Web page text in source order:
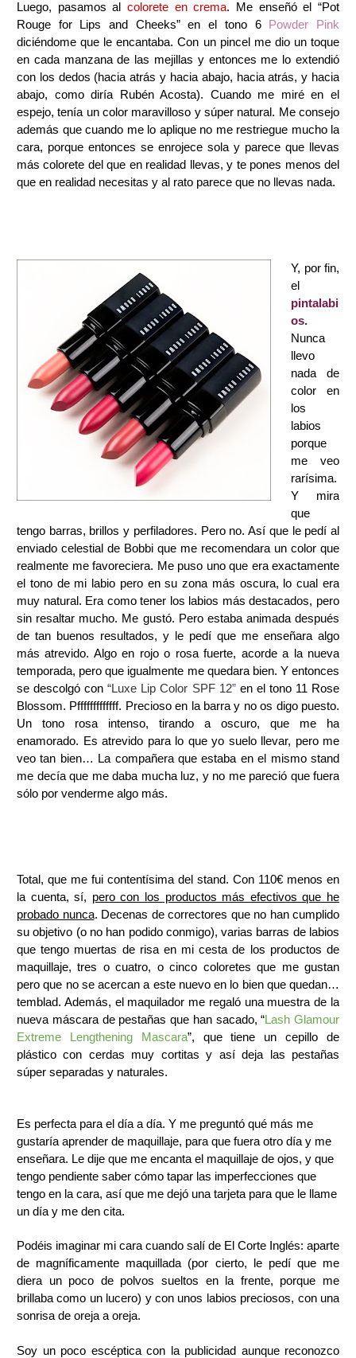
Luego, pasamos al colorete en crema. Me enseñó el “Pot
Rouge for Lips and Cheeks” en el tono 6 Powder Pink
diciéndome que le encantaba. Con un pincel me dio un toque
en cada manzana de las mejillas y entonces me lo extendió
con los dedos (hacia atrás y hacia abajo, hacia atrás, y hacia
abajo, como diría Rubén Acosta). Cuando me miré en el
espejo, tenía un color maravilloso y súper natural. Me consejo
además que cuando me lo aplique no me restriegue mucho la
cara, porque entonces se enrojece sola y parece que llevas
más colorete del que en realidad llevas, y te pones menos del
que en realidad necesitas y al rato parece que no llevas nada.
Y, por fin,
el
pintalabi
os.
Nunca
llevo
nada de
color en
los
labios
porque
me veo
rarísima.
Y mira
que
tengo barras, brillos y perfiladores. Pero no. Así que le pedí al
enviado celestial de Bobbi que me recomendara un color que
realmente me favoreciera. Me puso uno que era exactamente
el tono de mi labio pero en su zona más oscura, lo cual era
muy natural. Era como tener los labios más destacados, pero
sin resaltar mucho. Me gustó. Pero estaba animada después
de tan buenos resultados, y le pedí que me enseñara algo
más atrevido. Algo en rojo o rosa fuerte, acorde a la nueva
temporada, pero que igualmente me quedara bien. Y entonces
se descolgó con“Luxe Lip Color SPF 12” en el tono 11 Rose
Blossom. Pfffffffffffff. Precioso en la barra y no os digo puesto.
Un tono rosa intenso, tirando a oscuro, que me ha
enamorado. Es atrevido para lo que yo suelo llevar, pero me
veo tan bien… La compañera que estaba en el mismo stand
me decía que me daba mucha luz, y no me pareció que fuera
sólo por venderme algo más.
Total, que me fui contentísima del stand. Con 110€ menos en
la cuenta, sí, pero con los productos más efectivos que he
probado nunca. Decenas de correctores que no han cumplido
su objetivo (o no han podido conmigo), varias barras de labios
que tengo muertas de risa en mi cesta de los productos de
maquillaje, tres o cuatro, o cinco coloretes que me gustan
pero que no se acercan a este nuevo en lo bien que quedan…
temblad. Además, el maquilador me regaló una muestra de la
nueva máscara de pestañas que han sacado, “Lash Glamour
Extreme Lengthening Mascara”, que tiene un cepillo de
plástico con cerdas muy cortitas y así deja las pestañas
súper separadas y naturales.
Es perfecta para el día a día. Y me preguntó qué más me
gustaría aprender de maquillaje, para que fuera otro día y me
enseñara. Le dije que me encanta el maquillaje de ojos, y que
tengo pendiente saber cómo tapar las imperfecciones que
tengo en la cara, así que me dejó una tarjeta para que le llame
un día y me den cita.
Podéis imaginar mi cara cuando salí de El Corte Inglés: aparte
de magníficamente maquillada (por cierto, le pedí que me
diera un poco de polvos sueltos en la frente, porque me
brillaba como un lucero) y con unos labios preciosos, con una
sonrisa de oreja a oreja.
Soy un poco escéptica con la publicidad aunque reconozco